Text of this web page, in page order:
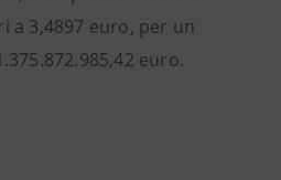
a 3,4897 euro, per un
euro.